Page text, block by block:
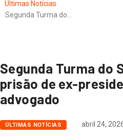
Últimas Notícias
Segunda Turma do…
Segunda Turma do
prisão de ex-
advogado
ÚLTIMAS NOTÍCIAS abril 24,